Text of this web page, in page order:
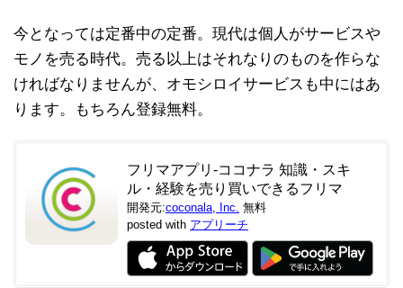
今となっては定番中の定番。現代は個人がサービスや
モノを売る時代。売る以上はそれなりのものを作らな
ければなりませんが、オモシロイサービスも中にはあ
ります。もちろん登録無料。
フリマアプリ-ココナラ 知識・スキ
ル・経験を売り買いできるフリマ
開発元:coconala, Inc. 無料
posted with アプリーチ